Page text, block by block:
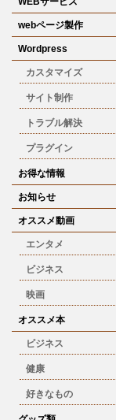
webページ製作
Wordpress
カスタマイズ
サイト制作
トラブル解決
プラグイン
お得な情報
お知らせ
オススメ動画
エンタメ
ビジネス
映画
オススメ本
ビジネス
健康
好きなもの